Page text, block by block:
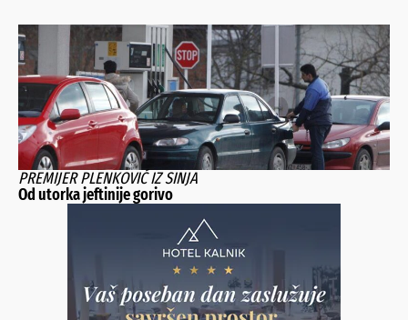
PREMIJER PLENKOVIĆ IZ SINJA
Od utorka jeftinije gorivo